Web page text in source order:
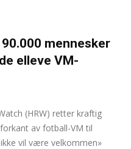
mennesker
elleve VM-
(HRW) retter kraftig
av fotball-VM til
vil være velkommen»